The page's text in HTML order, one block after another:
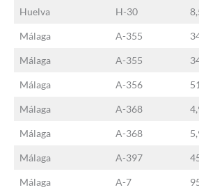
Huelva H-30
Málaga A-355
Málaga A-355
Málaga A-356
Málaga A-368
Málaga A-368
Málaga A-397
Málaga A-7